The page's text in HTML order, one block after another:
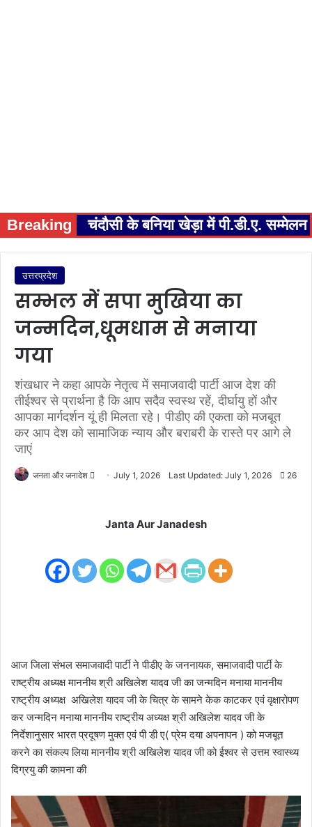
Breaking चंदौसी के बनिया खेड़ा में पी.डी.ए.
उत्तरप्रदेश
सम्भल में सपा मुखिया का
जन्मदिन,धूमधाम से मनाया
गया
शंखधार ने कहा आपके नेतृत्व में समाजवादी पार्टी आज देश की
तीईश्वर से प्रार्थना है कि आप सदैव स्वस्थ रहें, दीर्घायु हों और
आपका मार्गदर्शन यूं ही मिलता रहे। पीडीए की एकता को मजबूत
कर आप देश को सामाजिक न्याय और बराबरी के रास्ते पर आगे ले
जाएं
जनता और जनादेश
e
July 1, 2026 Last Updated: July 1, 2026 26
Janta Aur Janadesh
आज जिला संभल समाजवादी पार्टी ने पीडीए के जननायक, समाजवादी पार्टी के
राष्ट्रीय अध्यक्ष माननीय श्री अखिलेश यादव जी का जन्मदिन मनाया माननीय
राष्ट्रीय अध्यक्ष अखिलेश यादव जी के चित्र के सामने केक काटकर एवं वृक्षारोपण
कर जन्मदिन मनाया माननीय राष्ट्रीय अध्यक्ष श्री अखिलेश यादव जी के
निर्देशानुसार भारत प्रदूषण मुक्त एवं पी डी ए( प्रेम दया अपनापन ) को मजबूत
करने का संकल्प लिया माननीय श्री अखिलेश यादव जी को ईश्वर से उत्तम स्वास्थ्य
दिग्रयु की कामना की